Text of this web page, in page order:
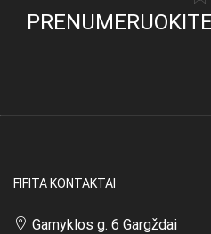
FIFITA KONTAKTAI
Gamyklos g. 6 Gargždai